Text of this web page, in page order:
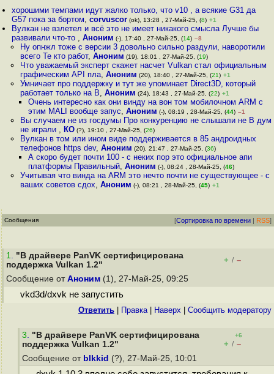
хорошими темпами идут жалко только, что v10 , а всякие G31 да
G57 пока за бортом,corvuscor (ok), 13:28 , 27-Май-25, (8) +1
Вулкан не взлетел и всё это не имеет никакого смысла Лучше бы
развивали что-то ,Аноним (-), 17:40 , 27-Май-25, (14) –8
Ну опнжл тоже с версии 3 довольно сильно раздули, наворотили
всего Те кто работ, Аноним (19), 18:01 , 27-Май-25, (19)
Что уважаемый эксперт скажет насчет Vulkan стал официальным
графическим API пла, Аноним (20), 18:40 , 27-Май-25, (21) +1
Умничает про поддержку и тут же упоминает Direct3D, который
работает только на В, Аноним (24), 18:43 , 27-Май-25, (22) +1
Очень интересно как они винду на вон том мобилочном ARM с
этим MALI вообще запус, Аноним (-), 08:19 , 28-Май-25, (44) –1
Вы случаем не из госдумы Про конкуренцию не слышали не В дум
не играли , КО(?), 19:10 , 27-Май-25, (26)
Вулкан в том или ином виде поддерживается в 85 андроидных
телефонов https dev, Аноним (20), 21:47 , 27-Май-25, (36)
А скоро будет почти 100 - с неких пор это официальное апи
платформы Правильный, Аноним (-), 08:24 , 28-Май-25, (46)
Учитывая что винда на ARM это нечто почти не существующее - с
ваших советов сдох, Аноним (-), 08:21 , 28-Май-25, (45) +1
Сообщения [Сортировка по времени | RSS]
1. "В драйвере PanVK сертифицирована
поддержка Vulkan 1.2"
+ / –
Сообщение от Аноним (1), 27-Май-25, 09:25
vkd3d/dxvk не запустить
Ответить Правка| Наверх Cообщить модератору
3. "В драйвере PanVK сертифицирована
поддержка Vulkan 1.2"
+6
+ / –
Сообщение от blkkid (?), 27-Май-25, 10:01